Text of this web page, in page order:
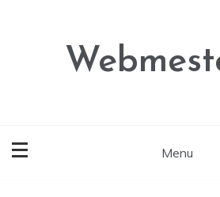
Menu